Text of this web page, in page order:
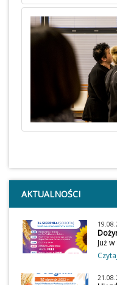
AKTUALNOŚCI
Już
się